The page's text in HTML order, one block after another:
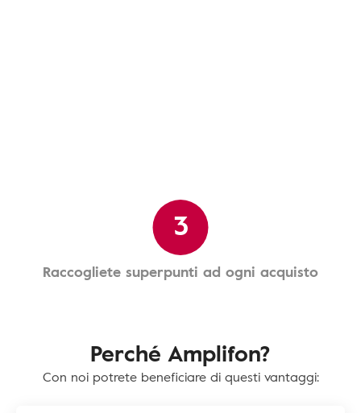
3
Raccogliete superpunti ad ogni acquisto
Perché Amplifon?
Con noi potrete beneficiare di questi vantaggi: